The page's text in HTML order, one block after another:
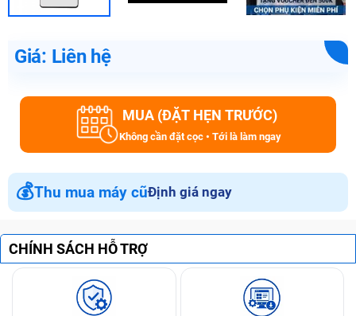
Giá: Liên hệ
MUA (ĐẶT HẸN TRƯỚC)
Không cần đặt cọc • Tới là làm ngay
💰Thu mua máy cũĐịnh giá ngay
CHÍNH SÁCH HỖ TRỢ